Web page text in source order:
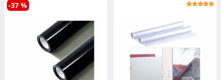
-37 %